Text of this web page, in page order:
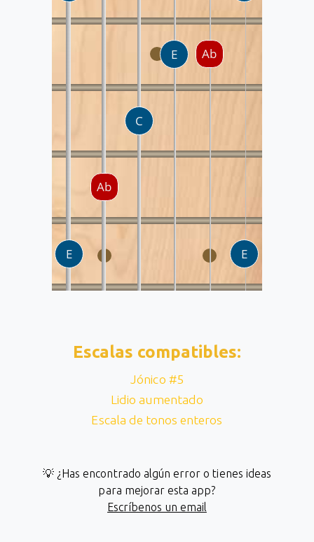
Escalas compatibles:
Jónico #5
Lidio aumentado
Escala de tonos enteros
💡 ¿Has encontrado algún error o tienes ideas
para mejorar esta app?
Escríbenos un email